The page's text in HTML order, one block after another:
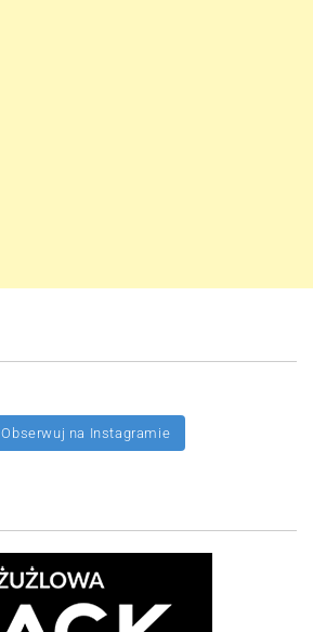
Obserwuj na Instagramie